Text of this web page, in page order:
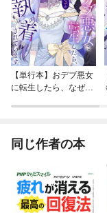
【単行本】おデブ悪女
に転生したら、なぜか
同じ作者の本